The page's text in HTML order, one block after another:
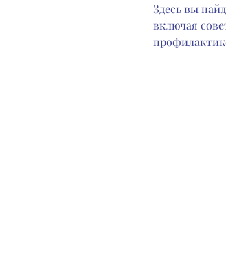
Здесь вы
включая